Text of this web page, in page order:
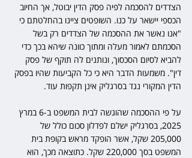
הצדדים להסכמה לפיה פסק הדין יבוטל, אך החיוב
הכספי יישאר על כנו. השופטים ציינו בהחלטתם כי
"אנו נאשר את ההסכמה של הצדדים רק בשל
הסכמתם לאמור מעלה ומתוך כוונה שיהא בכך כדי
להביא לסיום הסכסוך, ונותנים לה תוקף של פסק
דין". משמעות הדבר היא כי כל הקביעות שהיו בפסק
הדין המקורי נגד בסרגליק אינן תקפות עוד.
על פי ההסכמה שהוגשה לבית המשפט ב-6 במרץ
2025, בסרגליק ישלם לפדלון סכום כולל של
205,000 שקל, אשר הופקד מראש בקופת בית
המשפט בסך 220,000 שקל. כתוצאה מכך, הוא